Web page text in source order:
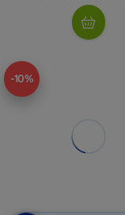
-10%